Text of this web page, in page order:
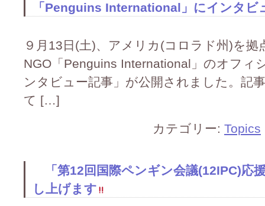
「Penguins International」にインタビ
９月13日(土)、アメリカ(コロラド州)を
NGO「Penguins International」のオフィ
ンタビュー記事」が公開されました。記
て […]
カテゴリー: Topics
「第12回国際ペンギン会議(12IPC)応
し上げます